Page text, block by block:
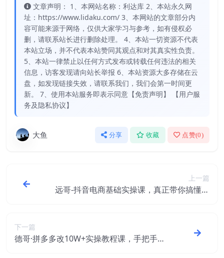
文章声明： 1、本网站名称：利达库 2、本站永久网
址：https://www.lidaku.com/ 3、本网站的文章部分内
容可能来源于网络，仅供大家学习与参考，如有侵权必
删，请联系站长进行删除处理。 4、本站一切资源不代表
本站立场，并不代表本站赞同其观点和对其真实性负责。
5、本站一律禁止以任何方式发布或转载任何违法的相关
信息，访客发现请向站长举报 6、本站资源大多存储在云
盘，如发现链接失效，请联系我们，我们会第一时间更
新。 7、使用本站服务即表示同意【免责声明】 【用户服
务及隐私协议】
大鱼 分享 收藏 点赞(0)
上一篇
远哥-抖音电商基础实操课，真正带你搞懂抖
下一篇
德哥·拼多多改10W+实操教程课，手把手实